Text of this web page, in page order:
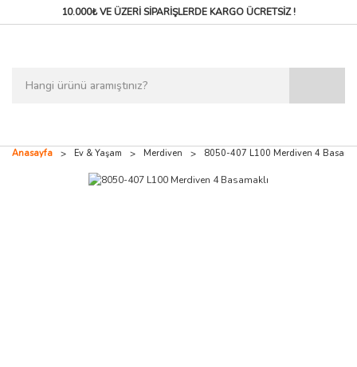
10.000₺ VE ÜZERİ SİPARİŞLERDEKARGO ÜCRETSİZ !
Anasayfa Ev & Yaşam Merdiven 8050-407 L100 Merdiven 4